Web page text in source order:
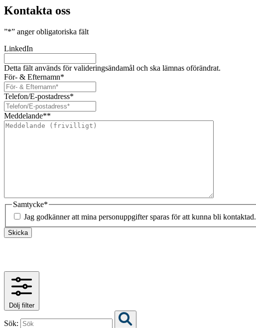
Kontakta oss
”*” anger obligatoriska fält
LinkedIn
Detta fält används för valideringsändamål och ska lämnas oförändrat.
För- & Efternamn*
Telefon/E-postadress*
Meddelande**
Samtycke*
Jag godkänner att mina personuppgifter sparas för att kunna bli kontaktad.
Skicka
Dölj filter
Sök: